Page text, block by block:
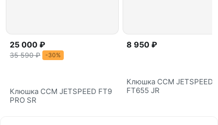
25 000 ₽
35 590 ₽ -30%
Клюшка CCM JETSPEED FT9
PRO SR
8 950 ₽
Клюшка CCM JETSPEED
FT655 JR